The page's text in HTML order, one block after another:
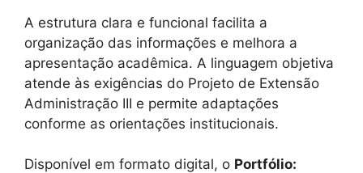
A estrutura clara e funcional facilita a
organização das informações e melhora a
apresentação acadêmica. A linguagem objetiva
atende às exigências do Projeto de Extensão
Administração III e permite adaptações
conforme as orientações institucionais.
Disponível em formato digital, o Portfólio: